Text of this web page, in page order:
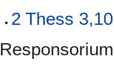
2 Thess
Responsorium